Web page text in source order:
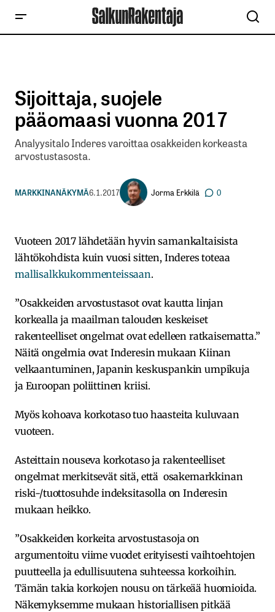
Sijoittaja, suojele
pääomaasi vuonna 2017
Analyysitalo Inderes varoittaa osakkeiden korkeasta
arvostustasosta.
MARKKINANÄKYMÄ6.1.2017 Jorma Erkkilä 0
Vuoteen 2017 lähdetään hyvin samankaltaisista
lähtökohdista kuin vuosi sitten, Inderes toteaa
mallisalkkukommenteissaan.
”Osakkeiden arvostustasot ovat kautta linjan
korkealla ja maailman talouden keskeiset
rakenteelliset ongelmat ovat edelleen ratkaisematta.”
Näitä ongelmia ovat Inderesin mukaan Kiinan
velkaantuminen, Japanin keskuspankin umpikuja
ja Euroopan poliittinen kriisi.
Myös kohoava korkotaso tuo haasteita kuluvaan
vuoteen.
Asteittain nouseva korkotaso ja rakenteelliset
ongelmat merkitsevät sitä, että osakemarkkinan
riski-/tuottosuhde indeksitasolla on Inderesin
mukaan heikko.
”Osakkeiden korkeita arvostustasoja on
argumentoitu viime vuodet erityisesti vaihtoehtojen
puutteella ja edullisuutena suhteessa korkoihin.
Tämän takia korkojen nousu on tärkeää huomioida.
Näkemyksemme mukaan historiallisen pitkää